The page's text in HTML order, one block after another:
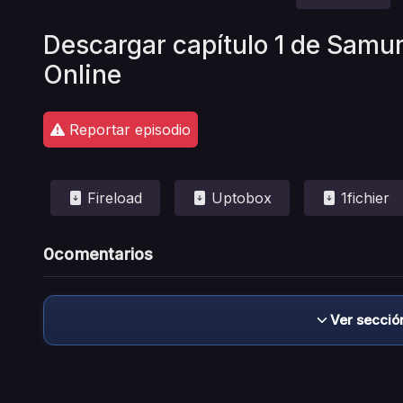
Descargar capítulo 1 de
Online
Reportar episodio
Fireload Uptobox 1fichier
0comentarios
Ver